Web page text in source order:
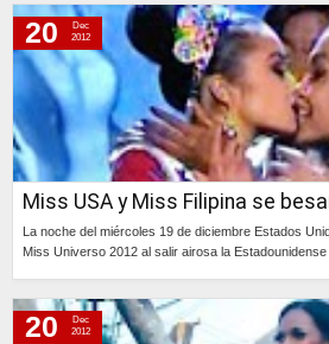
Miss USA y Miss Filipina se
La noche del miércoles 19 de diciembre Estados
Miss Universo 2012 al salir airosa la Estadounidense
20
Dec
2012
20
Dec
2012